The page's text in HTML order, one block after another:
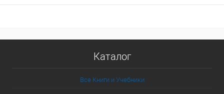
Каталог
Все Книги и Учебники